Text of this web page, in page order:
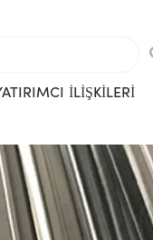
İLİŞKİLERİ